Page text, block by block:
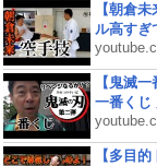
【朝倉
ル高すぎ
【鬼滅
一番くじ
【多目